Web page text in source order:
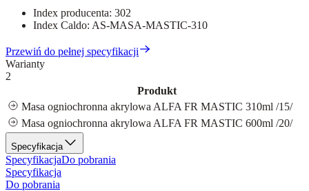
Index producenta: 302
Index Caldo: AS-MASA-MASTIC-310
Przewiń do pełnej specyfikacji
Warianty
2
Produkt
Masa ogniochronna akrylowa ALFA FR MASTIC 310ml /15/
Masa ogniochronna akrylowa ALFA FR MASTIC 600ml /20/
Specyfikacja
SpecyfikacjaDo pobrania
Specyfikacja
Do pobrania